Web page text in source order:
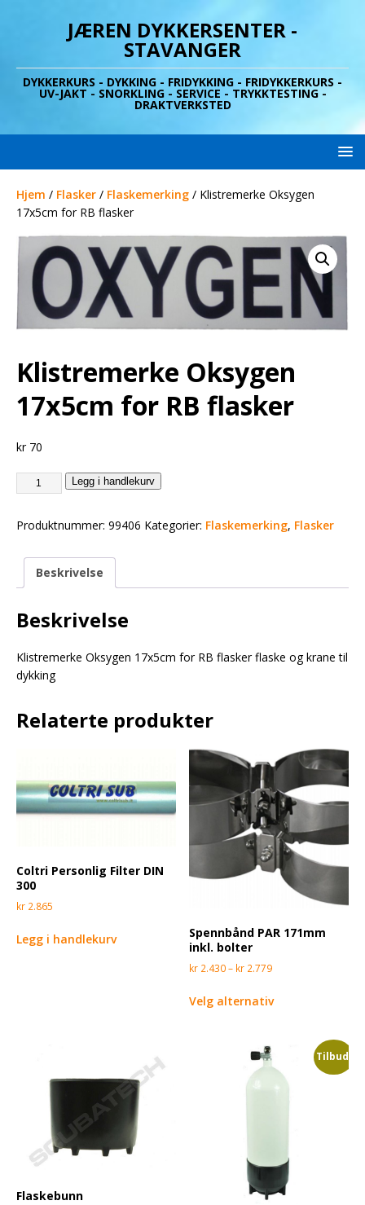
JÆREN DYKKERSENTER -
STAVANGER
DYKKERKURS - DYKKING - FRIDYKKING - FRIDYKKERKURS -
UV-JAKT - SNORKLING - SERVICE - TRYKKTESTING -
DRAKTVERKSTED
Hjem / Flasker / Flaskemerking / Klistremerke Oksygen
17x5cm for RB flasker
Klistremerke Oksygen
17x5cm for RB flasker
kr70
Legg i handlekurv
Produktnummer: 99406 Kategorier: Flaskemerking, Flasker
Beskrivelse
Beskrivelse
Klistremerke Oksygen 17x5cm for RB flasker flaske og krane til
dykking
Relaterte produkter
Coltri Personlig Filter DIN
300
kr 2.865
Legg i handlekurv
Spennbånd PAR 171mm
inkl. bolter
kr 2.430– kr 2.779
Velg alternativ
Flaskebunn
Tilbud!